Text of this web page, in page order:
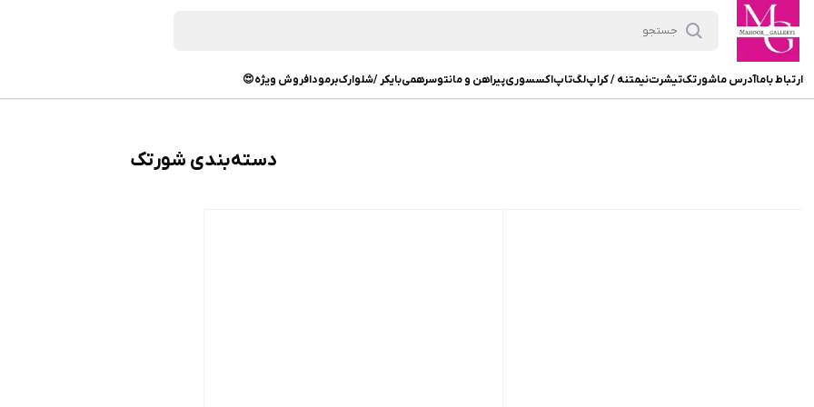
ارتباط باماآدرس ماشورتکتیشرتنیمتنه / کراپلگتاپاکسسوریپیراهن و مانتوسرهمیبایکر /شلوارکبرمودافروش ویژه😍
دسته‌بندی شورتک